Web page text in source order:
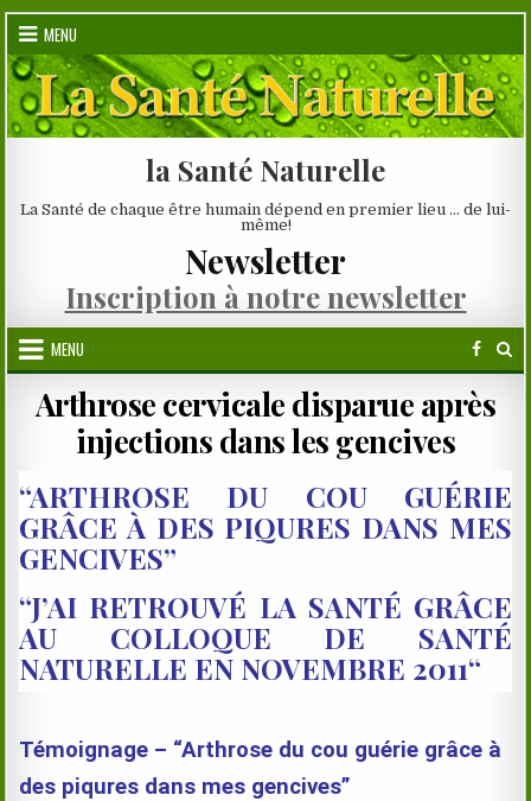
Skip
content
MENU
la Santé Naturelle
La Santé de chaque être humain dépend en premier lieu … de lui-
même!
Newsletter
Inscription à notre newsletter
MENU
Arthrose cervicale disparue après
injections dans les gencives
“ARTHROSE DU COU GUÉRIE
GRÂCE À DES PIQURES DANS MES
GENCIVES”
“J’AI RETROUVÉ LA SANTÉ GRÂCE
AU COLLOQUE DE SANTÉ
NATURELLE EN NOVEMBRE 2011“
Témoignage – “Arthrose du cou guérie grâce à
des piqures dans mes gencives”